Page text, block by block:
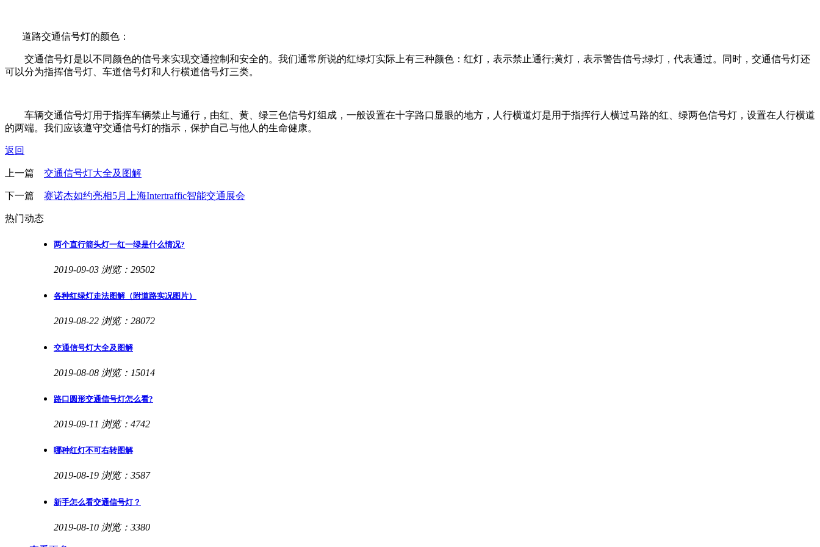
道路交通信号灯的颜色：
交通信号灯是以不同颜色的信号来实现交通控制和安全的。我们通常所说的红绿灯实际上有三种颜色：红灯，表示禁止通行;黄灯，表示警告信号;绿灯，代表通过。同时，交通信号灯还
可以分为指挥信号灯、车道信号灯和人行横道信号灯三类。
车辆交通信号灯用于指挥车辆禁止与通行，由红、黄、绿三色信号灯组成，一般设置在十字路口显眼的地方，人行横道灯是用于指挥行人横过马路的红、绿两色信号灯，设置在人行横道
的两端。我们应该遵守交通信号灯的指示，保护自己与他人的生命健康。
返回
上一篇 交通信号灯大全及图解
下一篇 赛诺杰如约亮相5月上海Intertraffic智能交通展会
热门动态
两个直行箭头灯一红一绿是什么情况?
2019-09-03 浏览：29502
各种红绿灯走法图解（附道路实况图片）
2019-08-22 浏览：28072
交通信号灯大全及图解
2019-08-08 浏览：15014
路口圆形交通信号灯怎么看?
2019-09-11 浏览：4742
哪种红灯不可右转图解
2019-08-19 浏览：3587
新手怎么看交通信号灯？
2019-08-10 浏览：3380